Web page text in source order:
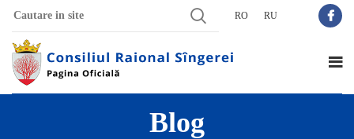
RO RU
Blog